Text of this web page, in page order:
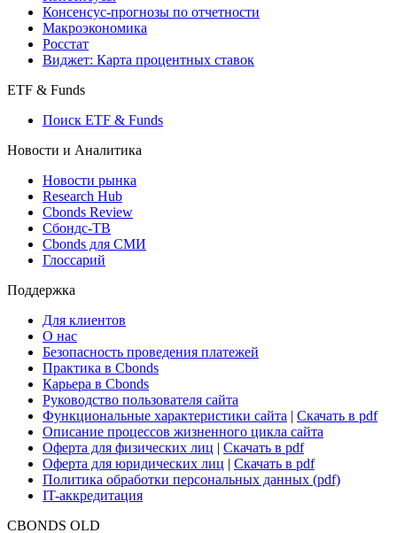
Поиск индексов
Страницы стран
Создать индекс
Консенсусы
Консенсус-прогнозы по отчетности
Макроэкономика
Виджет: Карта процентных ставок
ETF & Funds
Поиск ETF & Funds
Новости и Аналитика
Новости рынка
Research Hub
Cbonds Review
Сбондс-ТВ
Глоссарий
Поддержка
Для клиентов
О нас
Безопасность проведения платежей
Практика в Cbonds
Карьера в Cbonds
Руководство пользователя сайта
Функциональные характеристики сайта|Скачать в pdf
Описание процессов жизненного цикла сайта
Оферта для физических лиц
Оферта для юридических лиц